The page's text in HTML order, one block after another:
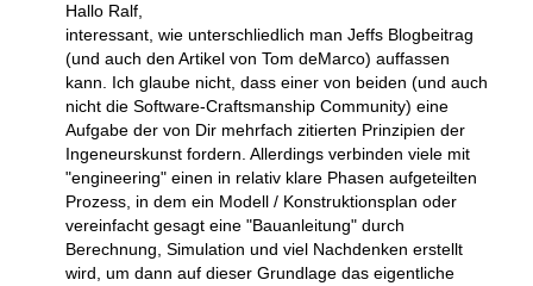
Hallo Ralf,
interessant, wie unterschliedlich man Jeffs Blogbeitrag
(und auch den Artikel von Tom deMarco) auffassen
kann. Ich glaube nicht, dass einer von beiden (und auch
nicht die Software-Craftsmanship Community) eine
Aufgabe der von Dir mehrfach zitierten Prinzipien der
Ingeneurskunst fordern. Allerdings verbinden viele mit
"engineering" einen in relativ klare Phasen aufgeteilten
Prozess, in dem ein Modell / Konstruktionsplan oder
vereinfacht gesagt eine "Bauanleitung" durch
Berechnung, Simulation und viel Nachdenken erstellt
wird, um dann auf dieser Grundlage das eigentliche